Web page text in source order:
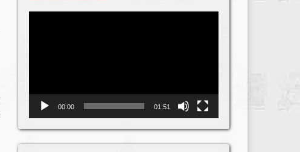
00:00 01:51